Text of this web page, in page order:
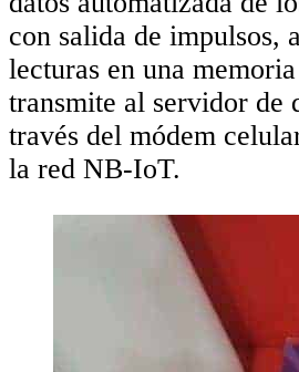
con salida de impulsos,
lecturas en una
transmite al servidor de
través del módem
la red NB-IoT.